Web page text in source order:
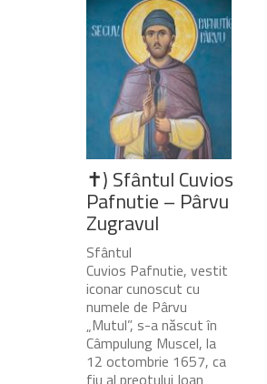
✝) Sfântul Cuvios
Pafnutie – Pârvu
Zugravul
Sfântul
Cuvios Pafnutie, vestit
iconar cunoscut cu
numele de Pârvu
„Mutul”, s-a născut în
Câmpulung Muscel, la
12 octombrie 1657, ca